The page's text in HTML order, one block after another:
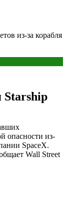
из-за корабля
Starship
опасности из-
SpaceX.
Wall Street